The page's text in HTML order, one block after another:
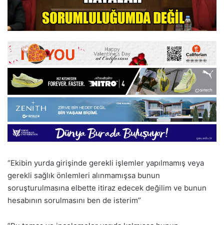
“Ekibin yurda girişinde gerekli işlemler yapılmamış veya
gerekli sağlık önlemleri alınmamışsa bunun
soruşturulmasına elbette itiraz edecek değilim ve bunun
hesabının sorulmasını ben de isterim”